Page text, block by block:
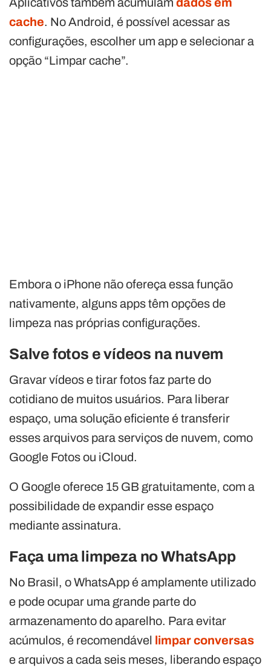
cache. No Android, é possível acessar as
configurações, escolher um app e selecionar a
opção “Limpar cache”.
Embora o iPhone não ofereça essa função
nativamente, alguns apps têm opções de
limpeza nas próprias configurações.
Salve fotos e vídeos na nuvem
Gravar vídeos e tirar fotos faz parte do
cotidiano de muitos usuários. Para liberar
espaço, uma solução eficiente é transferir
esses arquivos para serviços de nuvem, como
Google Fotos ou iCloud.
O Google oferece 15 GB gratuitamente, com a
possibilidade de expandir esse espaço
mediante assinatura.
Faça uma limpeza no WhatsApp
No Brasil, o WhatsApp é amplamente utilizado
e pode ocupar uma grande parte do
armazenamento do aparelho. Para evitar
acúmulos, é recomendável limpar conversas
e arquivos a cada seis meses, liberando espaço